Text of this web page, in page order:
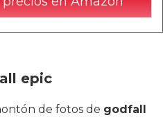
epic
de fotos de godfall